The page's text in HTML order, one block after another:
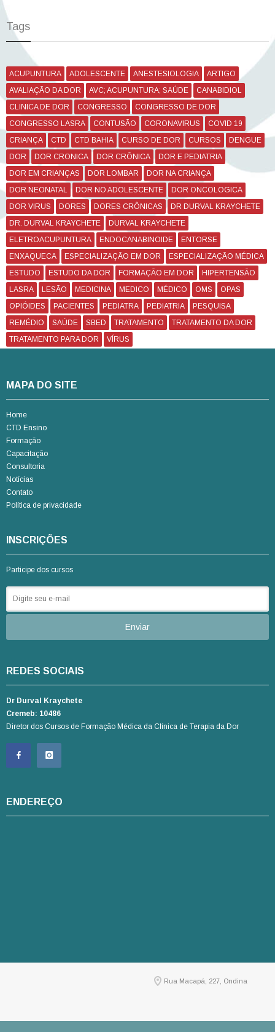
Tags
ACUPUNTURA ADOLESCENTE ANESTESIOLOGIA
ARTIGO
AVALIAÇÃO DA DOR
AVC; ACUPUNTURA; SAÚDE
CANABIDIOL
CLINICA DE DOR
CONGRESSO
CONGRESSO DE DOR
CONGRESSO LASRA
CONTUSÃO CORONAVIRUS
COVID 19
CRIANÇA
CTD CTD BAHIA CURSO DE DOR CURSOS
DENGUE
DOR
DOR CRONICA DOR CRÔNICA
DOR E PEDIATRIA
DOR EM CRIANÇAS
DOR LOMBAR
DOR NA CRIANÇA
DOR NEONATAL
DOR NO ADOLESCENTE
DOR ONCOLOGICA
DOR VIRUS
DORES DORES CRÔNICAS
DR DURVAL KRAYCHETE
DR. DURVAL KRAYCHETE
DURVAL KRAYCHETE
ELETROACUPUNTURA
ENDOCANABINOIDE
ENTORSE
ENXAQUECA
ESPECIALIZAÇÃO EM DOR
ESPECIALIZAÇÃO MÉDICA
ESTUDO
ESTUDO DA DOR FORMAÇÃO EM DOR
HIPERTENSÃO
LASRA
LESÃO MEDICINA MEDICO MÉDICO OMS
OPAS
OPIÓIDES
PACIENTES PEDIATRA PEDIATRIA
PESQUISA
REMÉDIO
SAÚDE SBED TRATAMENTO
TRATAMENTO DA DOR
TRATAMENTO PARA DOR
VÍRUS
MAPA DO SITE
Home
CTD Ensino
Formação
Capacitação
Consultoria
Notícias
Contato
Política de privacidade
INSCRIÇÕES
Participe dos cursos
REDES SOCIAIS
Dr Durval Kraychete
Cremeb: 10486
Diretor dos Cursos de Formação Médica da Clínica de Terapia da Dor
ENDEREÇO
Rua Macapá, 227, Ondina